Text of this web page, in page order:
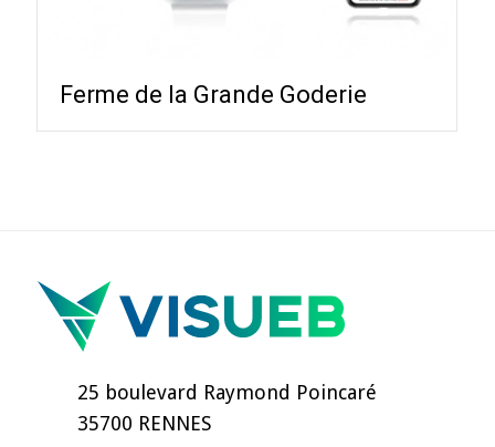
Ferme de la Grande Goderie
25 boulevard Raymond Poincaré
35700 RENNES